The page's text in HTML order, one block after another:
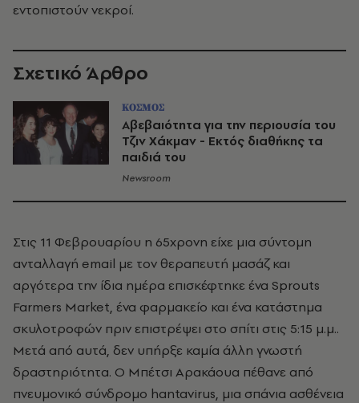
εντοπιστούν νεκροί.
Σχετικό Άρθρο
ΚΟΣΜΟΣ
Αβεβαιότητα για την περιουσία του
Τζιν Χάκμαν - Εκτός διαθήκης τα
παιδιά του
Newsroom
Στις 11 Φεβρουαρίου η 65χρονη είχε μια σύντομη
ανταλλαγή email με τον θεραπευτή μασάζ και
αργότερα την ίδια ημέρα επισκέφτηκε ένα Sprouts
Farmers Market, ένα φαρμακείο και ένα κατάστημα
σκυλοτροφών πριν επιστρέψει στο σπίτι στις 5:15 μ.μ..
Μετά από αυτά, δεν υπήρξε καμία άλλη γνωστή
δραστηριότητα. Ο Μπέτσι Αρακάουα πέθανε από
πνευμονικό σύνδρομο hantavirus, μια σπάνια ασθένεια